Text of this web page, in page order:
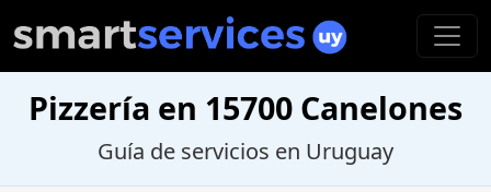
Pizzería en 15700 Canelones
Guía de servicios en Uruguay